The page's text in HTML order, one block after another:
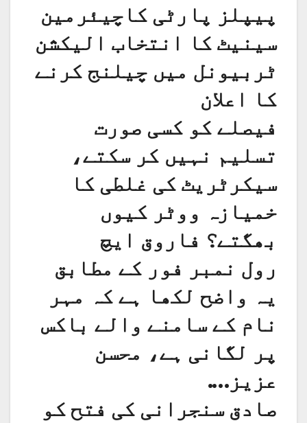
پیپلز پارٹی کاچیئرمین
سینیٹ کا انتخاب الیکشن
ٹربیونل میں چیلنج کرنے
کا اعلان
فیصلے کو کسی صورت
تسلیم نہیں کر سکتے،
سیکرٹریٹ کی غلطی کا
خمیازہ ووٹر کیوں
بھگتے؟ فاروق ایچ
رول نمبر فور کے مطابق
یہ واضح لکھا ہے کہ مہر
نام کے سامنے والے باکس
پر لگانی ہے، محسن
عزیز….
صادق سنجرانی کی فتح کو